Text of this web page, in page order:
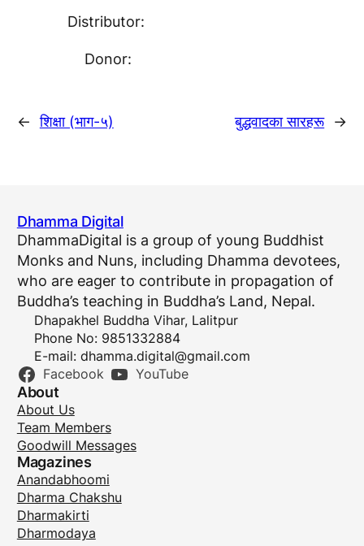
Distributor:
Donor:
← शिक्षा (भाग-५) बुद्धवादका सारहरू →
Dhamma Digital
DhammaDigital is a group of young Buddhist
Monks and Nuns, including Dhamma devotees,
who are eager to contribute in propagation of
Buddha’s teaching in Buddha’s Land, Nepal.
Dhapakhel Buddha Vihar, Lalitpur
Phone No: 9851332884
E-mail: dhamma.digital@gmail.com
Facebook YouTube
About
About Us
Team Members
Goodwill Messages
Magazines
Anandabhoomi
Dharma Chakshu
Dharmakirti
Dharmodaya